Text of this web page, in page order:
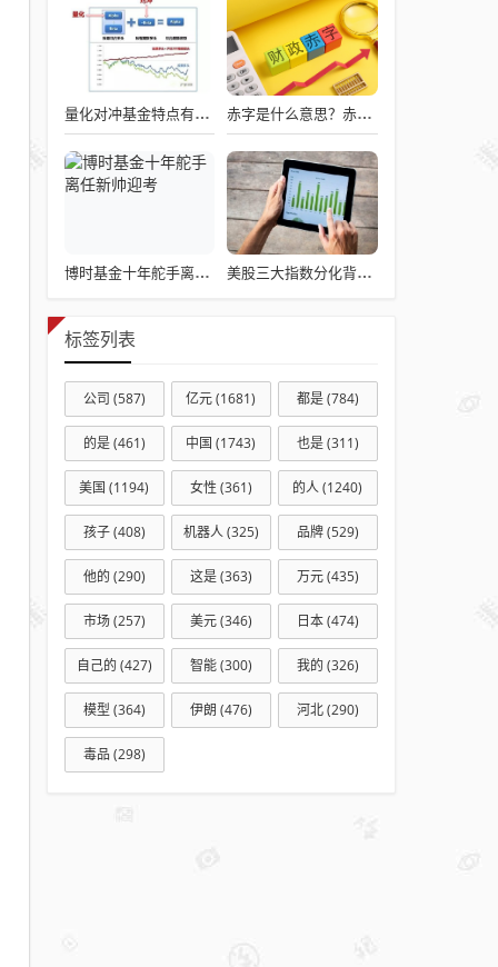
量化对冲基金特点有哪些?普通投资者三种参与方式 赤字是什么意思？赤字政策的双刃剑效应
博时基金十年舵手离任新帅迎考 美股三大指数分化背后：道指稳健、纳指波动，小白该如何把握投资逻辑？
标签列表
公司 (587) 亿元(1681) 都是(784)
的是(461) 中国 (1743) 也是(311)
美国 (1194) 女性 (361) 的人(1240)
孩子(408) 机器人(325) 品牌(529)
他的 (290) 这是(363) 万元(435)
市场(257) 美元(346) 日本(474)
自己的 (427) 智能(300) 我的 (326)
模型 (364) 伊朗 (476) 河北(290)
毒品 (298)